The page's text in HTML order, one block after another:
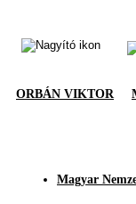
ORBÁN VIKTOR
Magyar